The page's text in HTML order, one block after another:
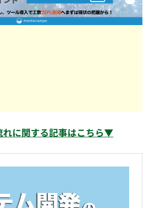
に関する記事はこちら▼